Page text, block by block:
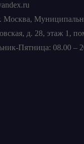
Москва,
д. 28, этаж 1,
Пятница: 08.00 –